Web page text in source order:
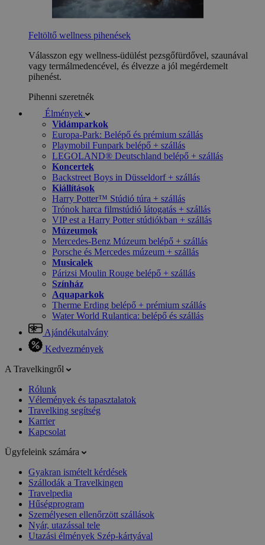
Feltöltő wellness pihenések
Válasszon egy wellness-üdülést pezsgőfürdővel, szaunával
vagy termálmedencével, és élvezze a jól megérdemelt
pihenést.
Pihenni szeretnék
Élmények
Vidámparkok
Europa-Park: Belépő és prémium szállás
Playmobil Funpark belépő + szállás
LEGOLAND® Deutschland belépő + szállás
Koncertek
Backstreet Boys in Düsseldorf + szállás
Kiállítások
Harry Potter™ Stúdió túra + szállás
Trónok harca filmstúdió látogatás + szállás
VIP est a Harry Potter stúdiókban + szállás
Múzeumok
Mercedes-Benz Múzeum belépő + szállás
Porsche és Mercedes múzeum + szállás
Musicalek
Párizsi Moulin Rouge belépő + szállás
Színház
Aquaparkok
Therme Erding belépő + prémium szállás
Water World Rulantica: belépő és szállás
Ajándékutalvány
Kedvezmények
A Travelkingről
Rólunk
Vélemények és tapasztalatok
Travelking segítség
Karrier
Kapcsolat
Ügyfeleink számára
Gyakran ismételt kérdések
Szállodák a Travelkingen
Travelpedia
Hűségprogram
Személyesen ellenőrzött szállások
Nyár, utazással tele
Utazási élmények Szép-kártyával